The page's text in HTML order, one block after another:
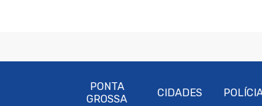
PONTA
GROSSA
CIDADES